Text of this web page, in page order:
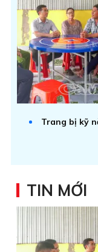
Trang bị kỹ
TIN MỚI